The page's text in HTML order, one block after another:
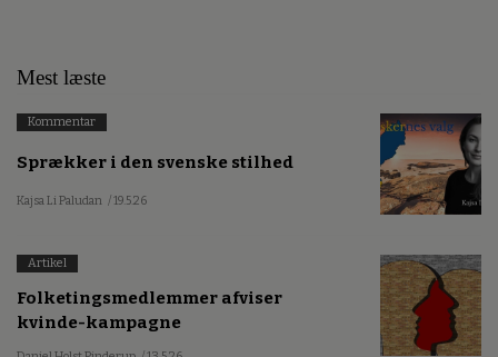
Mest læste
Kommentar
Sprækker i den svenske stilhed
Kajsa Li Paludan / 19.5.26
Artikel
Folketingsmedlemmer afviser
kvinde-kampagne